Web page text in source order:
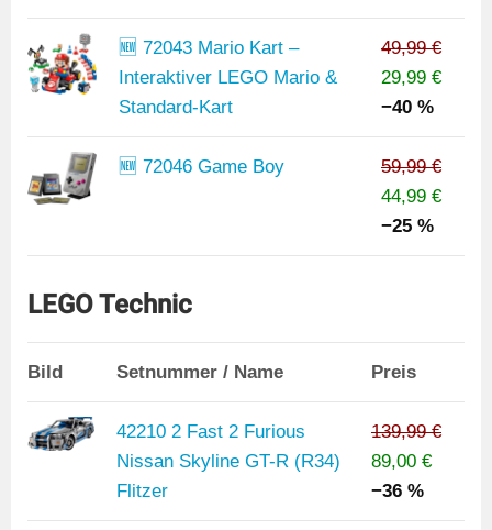
🆕 72043 Mario Kart –
Interaktiver LEGO Mario &
Standard-Kart
49,99 €
29,99 €
−40 %
🆕 72046 Game Boy
59,99 €
44,99 €
−25 %
LEGO Technic
Bild Setnummer / Name Preis
42210 2 Fast 2 Furious
Nissan Skyline GT-R (R34)
Flitzer
139,99 €
89,00 €
−36 %